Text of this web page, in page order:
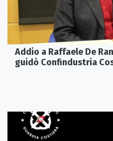
Addio a Raffaele De
guidò Confindustria